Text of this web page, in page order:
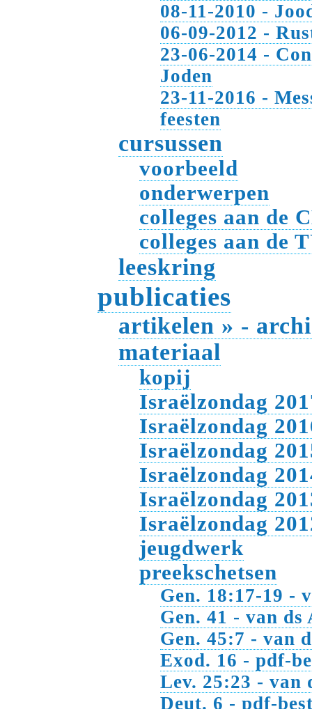
08-11-2010 -
06-09-2012 -
23-06-2014 -
Joden
23-11-2016 -
feesten
cursussen
voorbeeld
onderwerpen
colleges aan de
colleges aan de
leeskring
publicaties
artikelen » -
materiaal
kopij
Israëlzondag
Israëlzondag
Israëlzondag
Israëlzondag
Israëlzondag
Israëlzondag
jeugdwerk
preekschetsen
Gen. 18:17-19 -
Gen. 41 - van
Gen. 45:7 - van
Exod. 16 - pdf-
Lev. 25:23 - van
Deut. 6 - pdf-